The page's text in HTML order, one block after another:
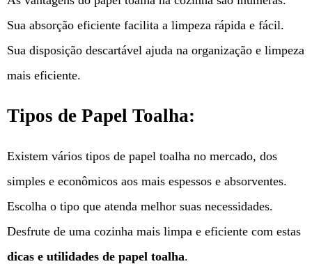
Sua absorção eficiente facilita a limpeza rápida e fácil.
Sua disposição descartável ajuda na organização e limpeza
mais eficiente.
Tipos de Papel Toalha:
Existem vários tipos de papel toalha no mercado, dos
simples e econômicos aos mais espessos e absorventes.
Escolha o tipo que atenda melhor suas necessidades.
Desfrute de uma cozinha mais limpa e eficiente com estas
dicas e utilidades de papel toalha.